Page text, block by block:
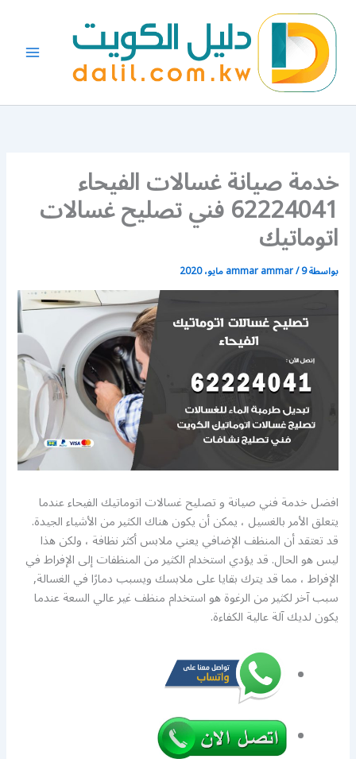
المحتوى
خدمة صيانة غسالات الفيحاء
62224041 فني تصليح غسالات
اتوماتيك
بواسطة ammar ammar/9 مايو، 2020
افضل خدمة فني صيانة و تصليح غسالات اتوماتيك الفيحاء عندما
يتعلق الأمر بالغسيل ، يمكن أن يكون هناك الكثير من الأشياء الجيدة.
قد تعتقد أن المنظف الإضافي يعني ملابس أكثر نظافة ، ولكن هذا
ليس هو الحال. قد يؤدي استخدام الكثير من المنظفات إلى الإفراط في
الإفراط ، مما قد يترك بقايا على ملابسك ويسبب دمارًا في الغسالة,
سبب آخر لكثير من الرغوة هو استخدام منظف غير عالي السعة عندما
يكون لديك آلة عالية الكفاءة.